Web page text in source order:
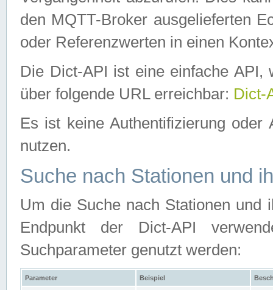
den MQTT-Broker ausgelieferten
oder Referenzwerten in einen
Die Dict-API ist eine einfache API,
über folgende URL erreichbar: Dict-
Es ist keine Authentifizierung
nutzen.
Suche nach Stationen und
Um die Suche nach Stationen und
Endpunkt der Dict-API
Suchparameter genutzt werden:
Parameter Beispiel